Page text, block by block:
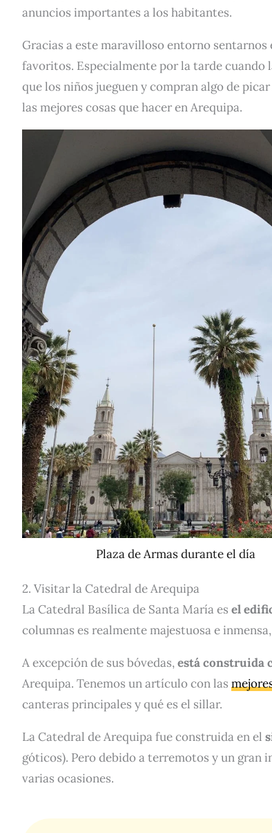
anuncios importantes a los habitantes.
Gracias a este maravilloso entorno
favoritos. Especialmente por la tarde cuando
que los niños jueguen y compran algo de
las mejores cosas que hacer en Arequipa.
Plaza de Armas durante el día
2. Visitar la Catedral de Arequipa
La Catedral Basílica de Santa María es el
columnas es realmente majestuosa e
A excepción de sus bóvedas,está construida
Arequipa. Tenemos un artículo con las
canteras principales y qué es el sillar.
La Catedral de Arequipa fue construida en el
góticos). Pero debido a terremotos y un gran
varias ocasiones.